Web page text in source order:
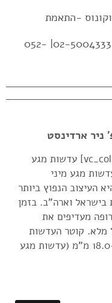
-התאמת
מודיעין | ירושלים | באר שבע | 02-5004333| 052-
ניר ארדינסט
[vc_row][vc_column][vc_column_text] עדשות מגע
מגע מיני
העיצוב הנפוץ ביותר
בישראל וארה"ב. בזמן
מעדיפים את
מלא. קוטר העדשות
המיני סקלרליות נע בין 15.0 מ"מ ל-18.0 מ"מ (עדשות מגע